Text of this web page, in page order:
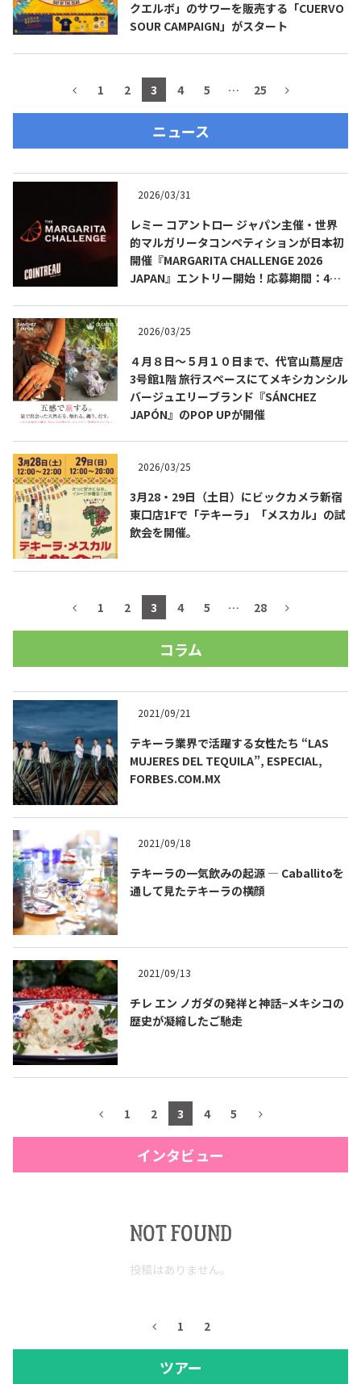
クエルボ」のサワーを販売する「CUERVO
SOUR CAMPAIGN」がスタート
1 2 3 4 5 … 25
ニュース
2026/03/31
レミー コアントロー ジャパン主催・世界
的マルガリータコンペティションが日本初
開催『MARGARITA CHALLENGE 2026
JAPAN』エントリー開始！応募期間：4月1
2026/03/25
４月８日～５月１０日まで、代官山蔦屋店
3号館1階 旅行スペースにてメキシカンシル
バージュエリーブランド『SÁNCHEZ
JAPÓN』のPOP UPが開催
2026/03/25
3月28・29日（土日）にビックカメラ新宿
東口店1Fで「テキーラ」「メスカル」の試
飲会を開催。
1 2 3 4 5 … 28
コラム
2021/09/21
テキーラ業界で活躍する女性たち “LAS
MUJERES DEL TEQUILA”, ESPECIAL,
FORBES.COM.MX
2021/09/18
テキーラの一気飲みの起源 ― Caballitoを
通して見たテキーラの横顔
2021/09/13
チレ エン ノガダの発祥と神話−メキシコの
歴史が凝縮したご馳走
1 2 3 4 5
インタビュー
NOT FOUND
投稿はありません。
1 2
ツアー